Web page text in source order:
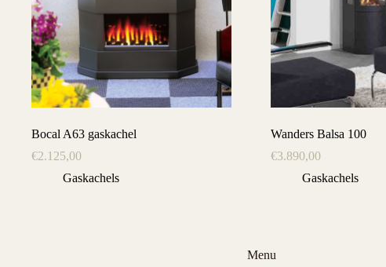
Bocal A63 gaskachel
€2.125,00
Gaskachels
Wanders Balsa 100
€3.890,00
Gaskachels
Menu